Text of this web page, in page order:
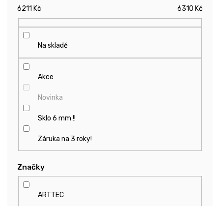
k
6211 Kč 6310 Kč
Na skladě
Akce
Novinka
Sklo 6 mm !!
Záruka na 3 roky!
Značky
ARTTEC